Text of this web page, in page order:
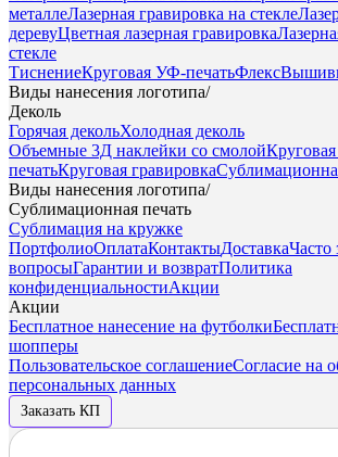
металлеЛазерная гравировка на стекле
деревуЦветная лазерная гравировка
стекле
ТиснениеКруговая УФ-печатьФлекс
Виды нанесения логотипа/
Деколь
Горячая декольХолодная деколь
Объемные 3Д наклейки со смолой
печатьКруговая гравировка
Виды нанесения логотипа/
Сублимационная печать
Сублимация на кружке
ПортфолиоОплатаКонтактыДоставкаЧасто
вопросыГарантии и возвратПолитика
конфиденциальностиАкции
Акции
Бесплатное нанесение на футболки
шопперы
Пользовательское соглашениеСогласие на
персональных данных
Заказать КП